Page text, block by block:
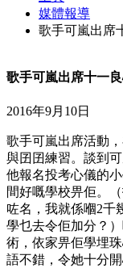
媒體報導
歌手可嵐出席
歌手可嵐出席十一
2016年9月10日
歌手可嵐出席活動
與囝囝練習。談到
他報名投考心儀的
間好嘅學校畀佢。
咗名，我就係嗰2千
學乜去令佢加分？
術，依家畀佢學埋
語不錯，令她十分開